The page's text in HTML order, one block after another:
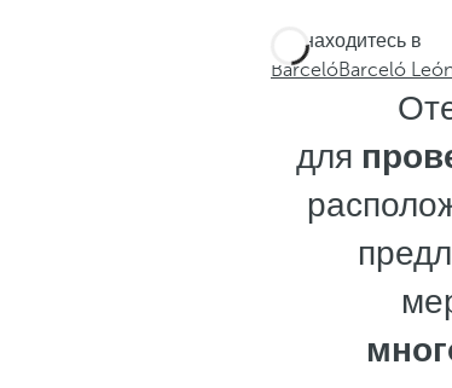
Вы находитесь в
BarcelóBarceló
для